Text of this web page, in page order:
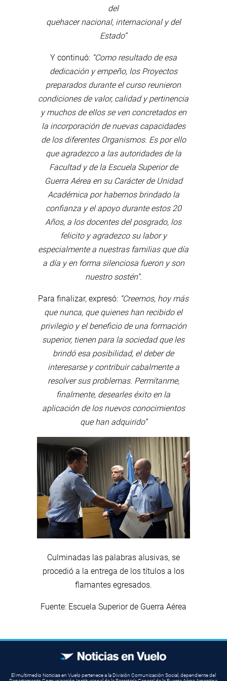
del
quehacer nacional, internacional y del
Estado”
Y continuó: “Como resultado de esa
dedicación y empeño, los Proyectos
preparados durante el curso reunieron
condiciones de valor, calidad y pertinencia
y muchos de ellos se ven concretados en
la incorporación de nuevas capacidades
de los diferentes Organismos. Es por ello
que agradezco a las autoridades de la
Facultad y de la Escuela Superior de
Guerra Aérea en su Carácter de Unidad
Académica por habernos brindado la
confianza y el apoyo durante estos 20
Años, a los docentes del posgrado, los
felicito y agradezco su labor y
especialmente a nuestras familias que día
a día y en forma silenciosa fueron y son
nuestro sostén”.
Para finalizar, expresó: “Creemos, hoy más
que nunca, que quienes han recibido el
privilegio y el beneficio de una formación
superior, tienen para la sociedad que les
brindó esa posibilidad, el deber de
interesarse y contribuir cabalmente a
resolver sus problemas. Permítanme,
finalmente, desearles éxito en la
aplicación de los nuevos conocimientos
que han adquirido”
Culminadas las palabras alusivas, se
procedió a la entrega de los títulos a los
flamantes egresados.
Fuente: Escuela Superior de Guerra Aérea
El multimedio Noticias en Vuelo pertenece a la División Comunicación Social, dependiente del